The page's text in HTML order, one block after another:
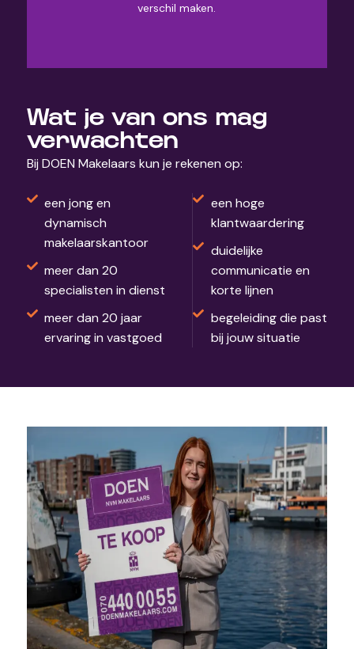
verschil maken.
Wat je van ons mag
verwachten
Bij DOEN Makelaars kun je rekenen op:
een jong en
dynamisch
makelaarskantoor
meer dan 20
specialisten in dienst
meer dan 20 jaar
ervaring in vastgoed
een hoge
klantwaardering
duidelijke
communicatie en
korte lijnen
begeleiding die past
bij jouw situatie